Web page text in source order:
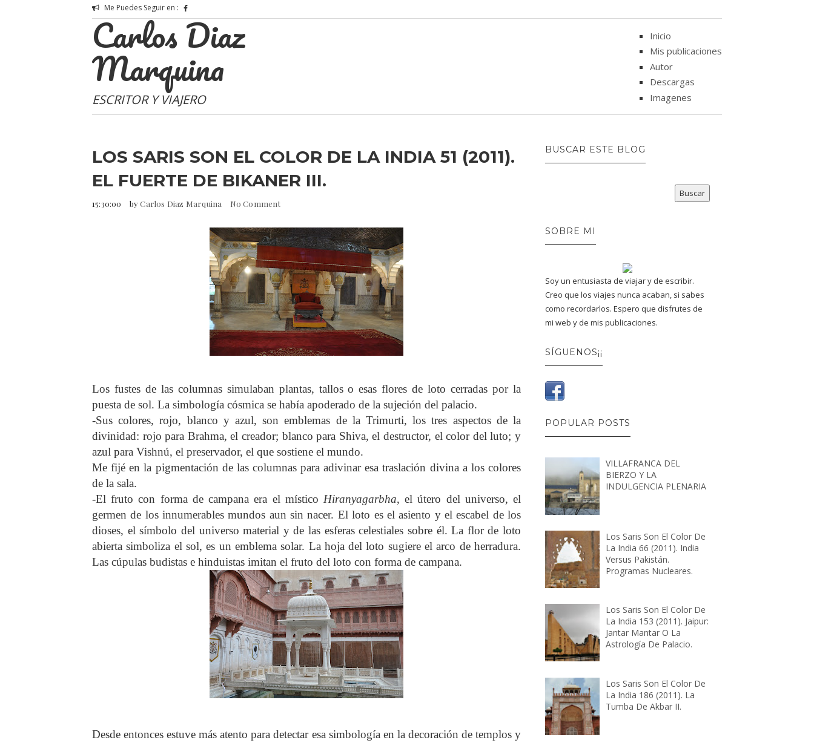
Me Puedes Seguir en :
Carlos Diaz
Marquina
ESCRITOR Y VIAJERO
Inicio
Mis publicaciones
Autor
Descargas
Imagenes
LOS SARIS SON EL COLOR DE LA INDIA 51 (2011).
EL FUERTE DE BIKANER III.
15:30:00 byCarlos Diaz Marquina No Comment
Los fustes de las columnas simulaban plantas, tallos o esas flores de loto cerradas por la
puesta de sol. La simbología cósmica se había apoderado de la sujeción del palacio.
-Sus colores, rojo, blanco y azul, son emblemas de la Trimurti, los tres aspectos de la
divinidad: rojo para Brahma, el creador; blanco para Shiva, el destructor, el color del luto; y
azul para Vishnú, el preservador, el que sostiene el mundo.
Me fijé en la pigmentación de las columnas para adivinar esa traslación divina a los colores
de la sala.
-El fruto con forma de campana era el místico Hiranyagarbha, el útero del universo, el
germen de los innumerables mundos aun sin nacer. El loto es el asiento y el escabel de los
dioses, el símbolo del universo material y de las esferas celestiales sobre él. La flor de loto
abierta simboliza el sol, es un emblema solar. La hoja del loto sugiere el arco de herradura.
Las cúpulas budistas e hinduistas imitan el fruto del loto con forma de campana.
Desde entonces estuve más atento para detectar esa simbología en la decoración de templos y
BUSCAR ESTE BLOG
SOBRE MI
Soy un entusiasta de viajar y de escribir.
Creo que los viajes nunca acaban, si sabes
como recordarlos. Espero que disfrutes de
mi web y de mis publicaciones.
SÍGUENOS¡¡
POPULAR POSTS
VILLAFRANCA DEL
BIERZO Y LA
INDULGENCIA PLENARIA
Los Saris Son El Color De
La India 66 (2011). India
Versus Pakistán.
Programas Nucleares.
Los Saris Son El Color De
La India 153 (2011). Jaipur:
Jantar Mantar O La
Astrología De Palacio.
Los Saris Son El Color De
La India 186 (2011). La
Tumba De Akbar II.